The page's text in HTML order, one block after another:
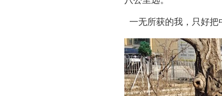
一无所获的我，只好